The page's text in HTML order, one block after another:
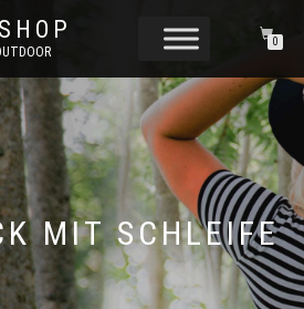
0
MIT SCHLEIFE